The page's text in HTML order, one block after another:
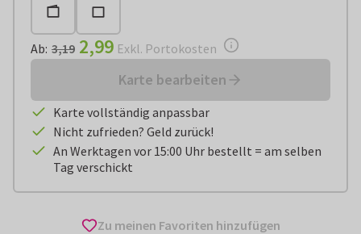
Ab: 3,19 2,99 Exkl. Portokosten
Karte bearbeiten
Karte vollständig anpassbar
Nicht zufrieden? Geld zurück!
An Werktagen vor 15:00 Uhr bestellt = am selben
Tag verschickt
Zu meinen Favoriten hinzufügen